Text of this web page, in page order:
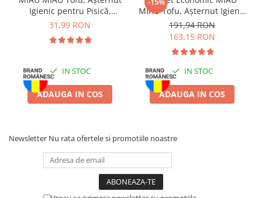
Batoane Rozătoare
Îngrijire Rozătoare
Așternut Igienic Rozătoare
Pești
Acvarii
Accesorii Acvarii
Hrană Pești
Hrană Broaște Țestoase
Întreținere Acvariu
Igienic pentru Pisică,
Lavandă, 6L
31,99 RON
IN STOC
ADAUGA IN COS
MIAU Tofu, Așternut Igienic
pentru Pisică, Lavandă,
6x6L
191,94 RON
163,15 RON
IN STOC
ADAUGA IN COS
Newsletter Nu rata ofertele si promotiile noastre